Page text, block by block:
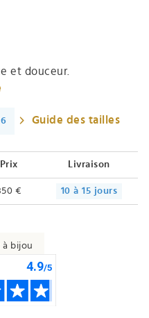
et douceur.
Guide des tailles
Prix Livraison
€ 10 à 15 jours
à bijou